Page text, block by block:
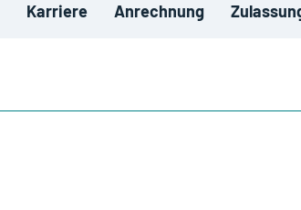
Karriere Anrechnung